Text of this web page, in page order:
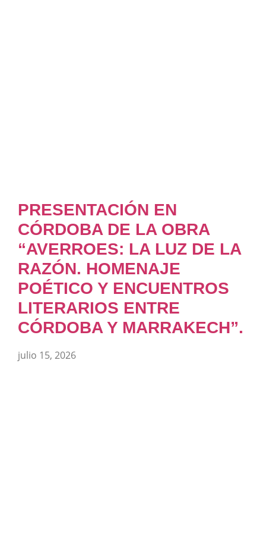
PRESENTACIÓN EN
CÓRDOBA DE LA OBRA
“AVERROES: LA LUZ DE LA
RAZÓN. HOMENAJE
POÉTICO Y ENCUENTROS
LITERARIOS ENTRE
CÓRDOBA Y MARRAKECH”.
julio 15, 2026